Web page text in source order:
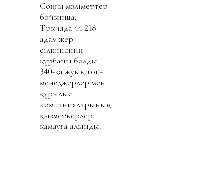
Соңғы мәліметтер
бойынша,
Түркияда 44 218
адам жер
сілкінісінің
құрбаны болды.
340-қа жуық топ-
менеджерлер мен
құрылыс
компанияларының
қызметкерлері
қамауға алынды.